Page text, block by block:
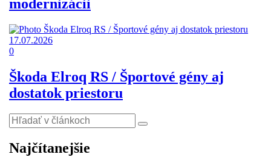
modernizácii
17.07.2026
0
Škoda Elroq RS / Športové gény aj
dostatok priestoru
Najčítanejšie